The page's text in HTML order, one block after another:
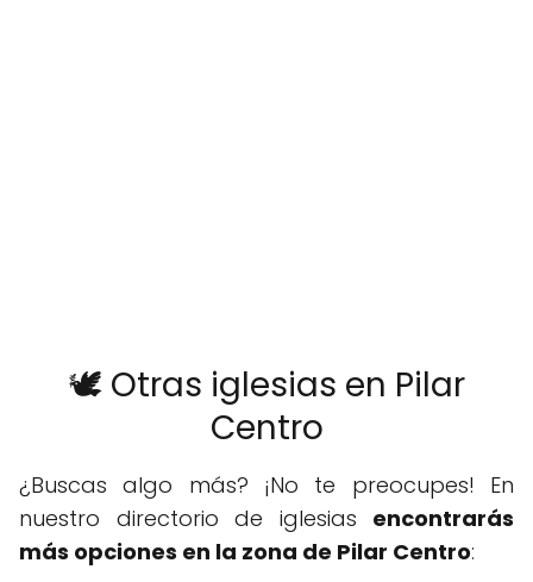
🕊️ Otras iglesias en Pilar
Centro
¿Buscas algo más? ¡No te preocupes! En
nuestro directorio de iglesias encontrarás
más opciones en la zona de Pilar Centro: